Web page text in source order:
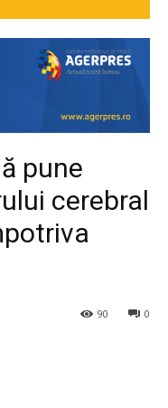
pune
cerebral
0
90